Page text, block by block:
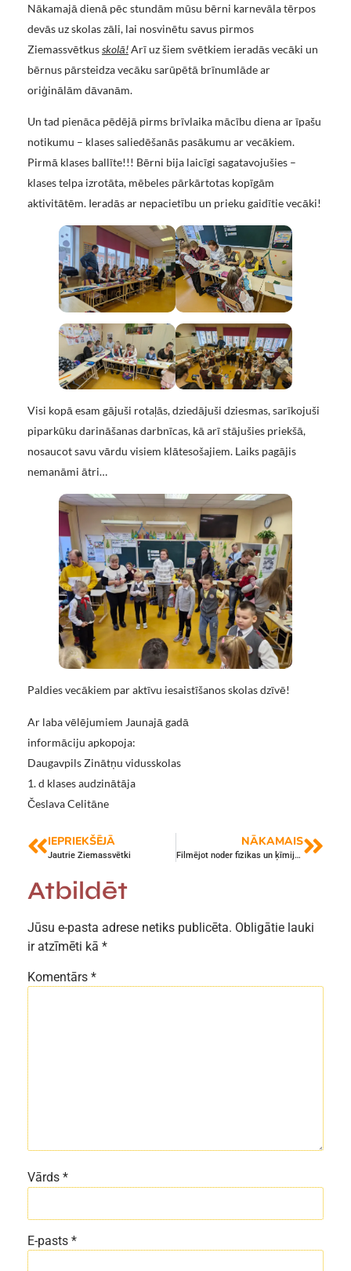
Nākamajā dienā pēc stundām mūsu bērni karnevāla tērpos
devās uz skolas zāli, lai nosvinētu savus pirmos
Ziemassvētkusskolā!Arī uz šiem svētkiem ieradās vecāki un
bērnus pārsteidza vecāku sarūpētā brīnumlāde ar
oriģinālām dāvanām.
Un tad pienāca pēdējā pirms brīvlaika mācību diena ar īpašu
notikumu – klases saliedēšanās pasākumu ar vecākiem.
Pirmā klases ballīte!!! Bērni bija laicīgi sagatavojušies –
klases telpa izrotāta, mēbeles pārkārtotas kopīgām
aktivitātēm. Ieradās ar nepacietību un prieku gaidītie vecāki!
Visi kopā esam gājuši rotaļās, dziedājuši dziesmas, sarīkojuši
piparkūku darināšanas darbnīcas, kā arī stājušies priekšā,
nosaucot savu vārdu visiem klātesošajiem. Laiks pagājis
nemanāmi ātri…
Paldies vecākiem par aktīvu iesaistīšanos skolas dzīvē!
Ar laba vēlējumiem Jaunajā gadā
informāciju apkopoja:
Daugavpils Zinātņu vidusskolas
1. d klases audzinātāja
Česlava Celitāne
IEPRIEKŠĒJĀ
Jautrie Ziemassvētki
NĀKAMAIS
Filmējot noder fizikas un ķīmijas zināšanas
Atbildēt
Jūsu e-pasta adrese netiks publicēta. Obligātie lauki
ir atzīmēti kā *
Komentārs *
Vārds *
E-pasts *